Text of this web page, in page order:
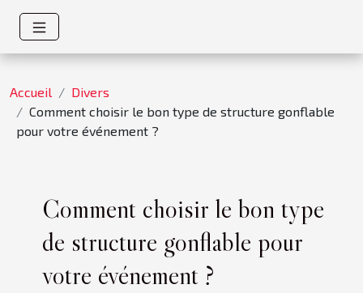
Accueil
Divers
Comment choisir le bon type de structure gonflable
pour votre événement ?
Comment choisir le bon type
de structure gonflable pour
votre événement ?